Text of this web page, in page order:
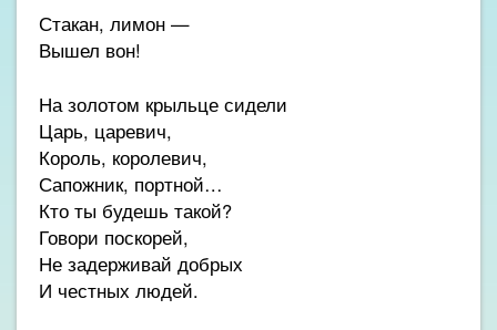
Стакан, лимон —
Вышел вон!
На золотом крыльце сидели
Царь, царевич,
Король, королевич,
Сапожник, портной…
Кто ты будешь такой?
Говори поскорей,
Не задерживай добрых
И честных людей.